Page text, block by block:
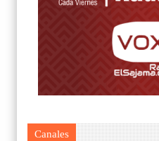
Canales